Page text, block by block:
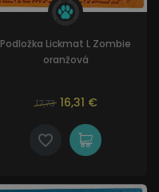
Podložka Lickmat L Zombie
oranžová
17,73 16,31 €